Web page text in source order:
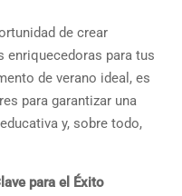
de crear
enriquecedoras para tus
de verano ideal, es
para garantizar una
y, sobre todo,
para el Éxito